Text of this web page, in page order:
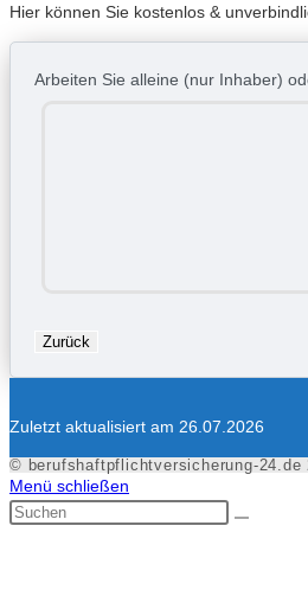
Hier können Sie kostenlos &
Arbeiten Sie alleine (nur Inhaber)
Zurück
Zuletzt aktualisiert am 26.07.2026
© berufshaftpflichtversicherung-24.de
Menü schließen